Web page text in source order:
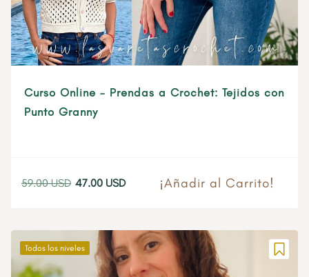
Curso Online – Prendas a Crochet: Tejidos con
Punto Granny
59.00USD
El
era:
59.00 USD.
47.00 USD
El
es:
47.00 USD.
¡Añadir al Carrito!
Todos los niveles